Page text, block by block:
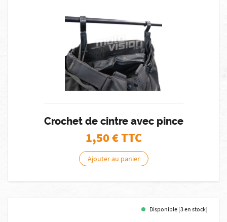
Crochet de cintre avec pince
1,50€ TTC
Ajouter au panier
Disponible [3 en stock]